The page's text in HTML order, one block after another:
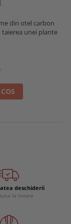
din otel carbon
unei plante
deschiderii
la livrare